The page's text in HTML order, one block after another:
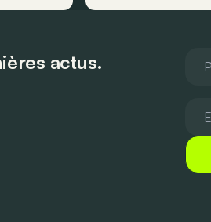
actus.